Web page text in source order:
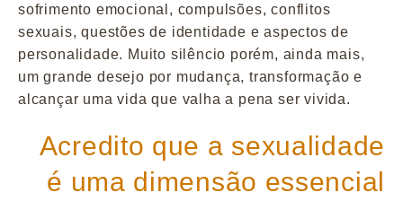
sofrimento emocional, compulsões, conflitos
sexuais, questões de identidade e aspectos de
personalidade. Muito silêncio porém, ainda mais,
um grande desejo por mudança, transformação e
alcançar uma vida que valha a pena ser vivida.
Acredito que a sexualidade
é uma dimensão essencial